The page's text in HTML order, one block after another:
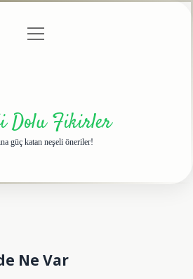
menüyü
Dolu Fikirler
güç katan neşeli öneriler!
Ne Var